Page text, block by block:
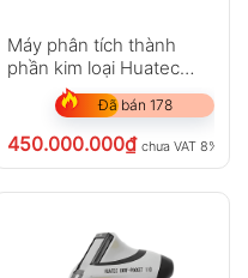
Máy phân tích thành
phần kim loại Huatec
HXRF-120
Đã bán 178
450.000.000₫ chưa VAT 8%